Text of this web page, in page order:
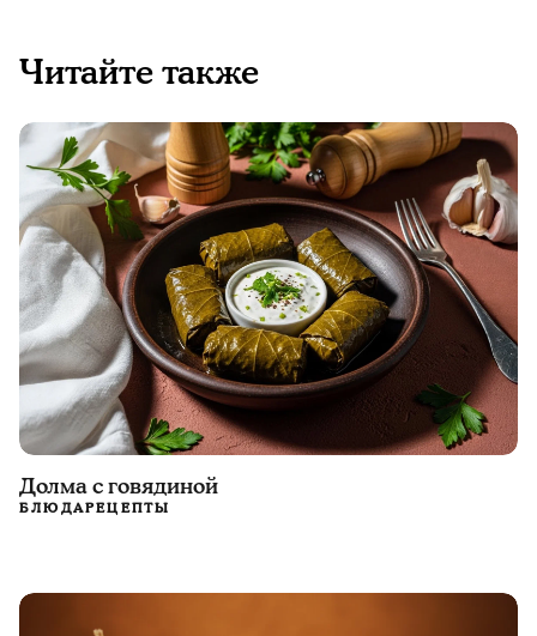
Читайте также
Долма с говядиной
БЛЮДАРЕЦЕПТЫ